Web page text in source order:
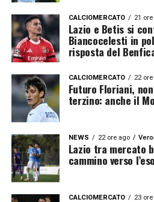
CALCIOMERCATO 21
Lazio e Betis si
Biancocelesti in
risposta del
CALCIOMERCATO 22
Futuro Floriani,
terzino: anche il
NEWS 22 ore ago
Lazio tra mercato
cammino verso
CALCIOMERCATO 23